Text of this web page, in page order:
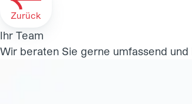
Zurück
Ihr Team
Wir beraten Sie gerne umfassend